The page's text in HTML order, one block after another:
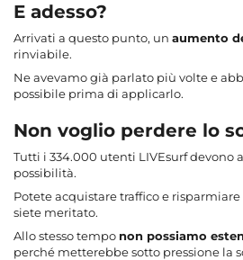
E adesso?
Arrivati a questo punto, un aumento
rinviabile.
Ne avevamo già parlato più volte e
possibile prima di applicarlo.
Non voglio perdere lo
Tutti i 334.000 utenti LIVEsurf devono
possibilità.
Potete acquistare traffico e
siete meritato.
Allo stesso tempo non possiamo
perché metterebbe sotto pressione la